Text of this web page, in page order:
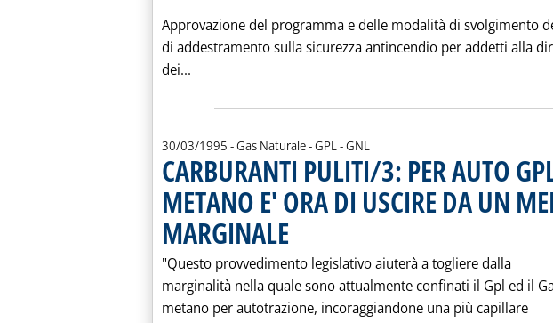
Approvazione del programma e delle modalità di svolgimento
di addestramento sulla sicurezza antincendio per addetti alla
dei...
30/03/1995 - Gas Naturale - GPL - GNL
CARBURANTI PULITI/3: PER AUTO
METANO E' ORA DI USCIRE DA UN
MARGINALE
"Questo provvedimento legislativo aiuterà a togliere dalla
marginalità nella quale sono attualmente confinati il Gpl ed il
metano per autotrazione, incoraggiandone una più capillare